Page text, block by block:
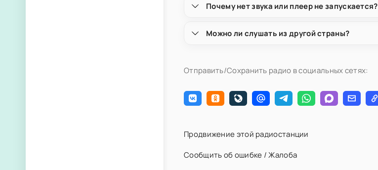
Почему нет звука или плеер не запускается?
Можно ли слушать из другой страны?
Отправить/Сохранить радио в социальных сетях:
Продвижение этой радиостанции
Сообщить об ошибке / Жалоба